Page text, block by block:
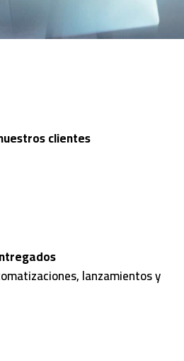
clientes
lanzamientos y